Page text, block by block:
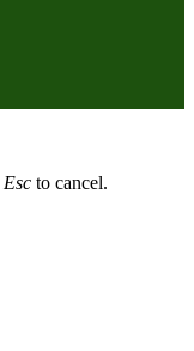
Esc to cancel.